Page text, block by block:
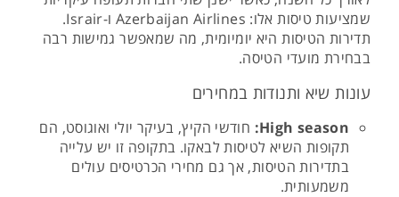
שמציעות טיסות אלו: Azerbaijan Airlines ו-Israir.
תדירות הטיסות היא יומיומית, מה שמאפשר גמישות רבה
בבחירת מועדי הטיסה.
עונות שיא ותנודות במחירים
High season: חודשי הקיץ, בעיקר יולי ואוגוסט, הם
תקופות השיא לטיסות לבאקו. בתקופה זו יש עלייה
בתדירות הטיסות, אך גם מחירי הכרטיסים עולים
משמעותית.